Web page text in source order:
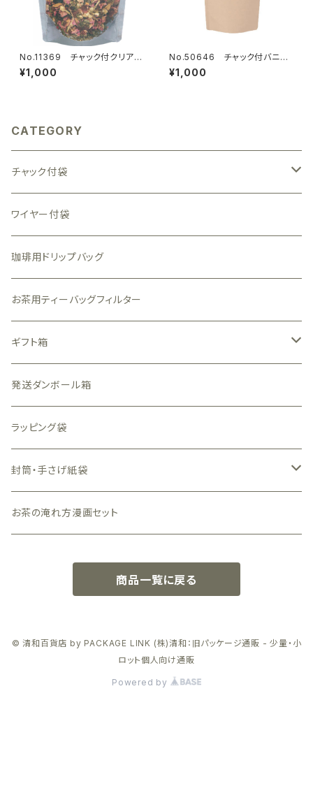
No.11369 チャック付クリアパ
ック袋 120×150mm 23枚
¥1,000
No.50646 チャック付バニラ
クラフトスタンド110×170mm
18枚
¥1,000
CATEGORY
チャック付袋
透明（中身が見える）袋
全面透明素材
透かし柄素材
一部窓付袋
クラフト
和風
アルミ・アルミ蒸着（中身が見えない）袋
銀色
金色
珈琲用ガス抜きバルブ付袋
ワイヤー付袋
珈琲用ドリップバッグ
お茶用ティーバッグフィルター
ギフト箱
透明箱
N式（フタと底が一体型）窓付
N式（フタと底が一体型）窓なし
小箱（手のひらサイズ）
発送ダンボール箱
ラッピング袋
封筒・手さげ紙袋
封筒
お茶の淹れ方漫画セット
商品一覧に戻る
© 清和百貨店 by PACKAGE LINK (株)清和：旧パッケージ通販 - 少量・小
ロット個人向け通販
Powered by